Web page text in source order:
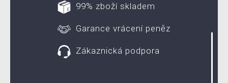
99% zboží skladem
Garance vrácení peněz
Zákaznická podpora